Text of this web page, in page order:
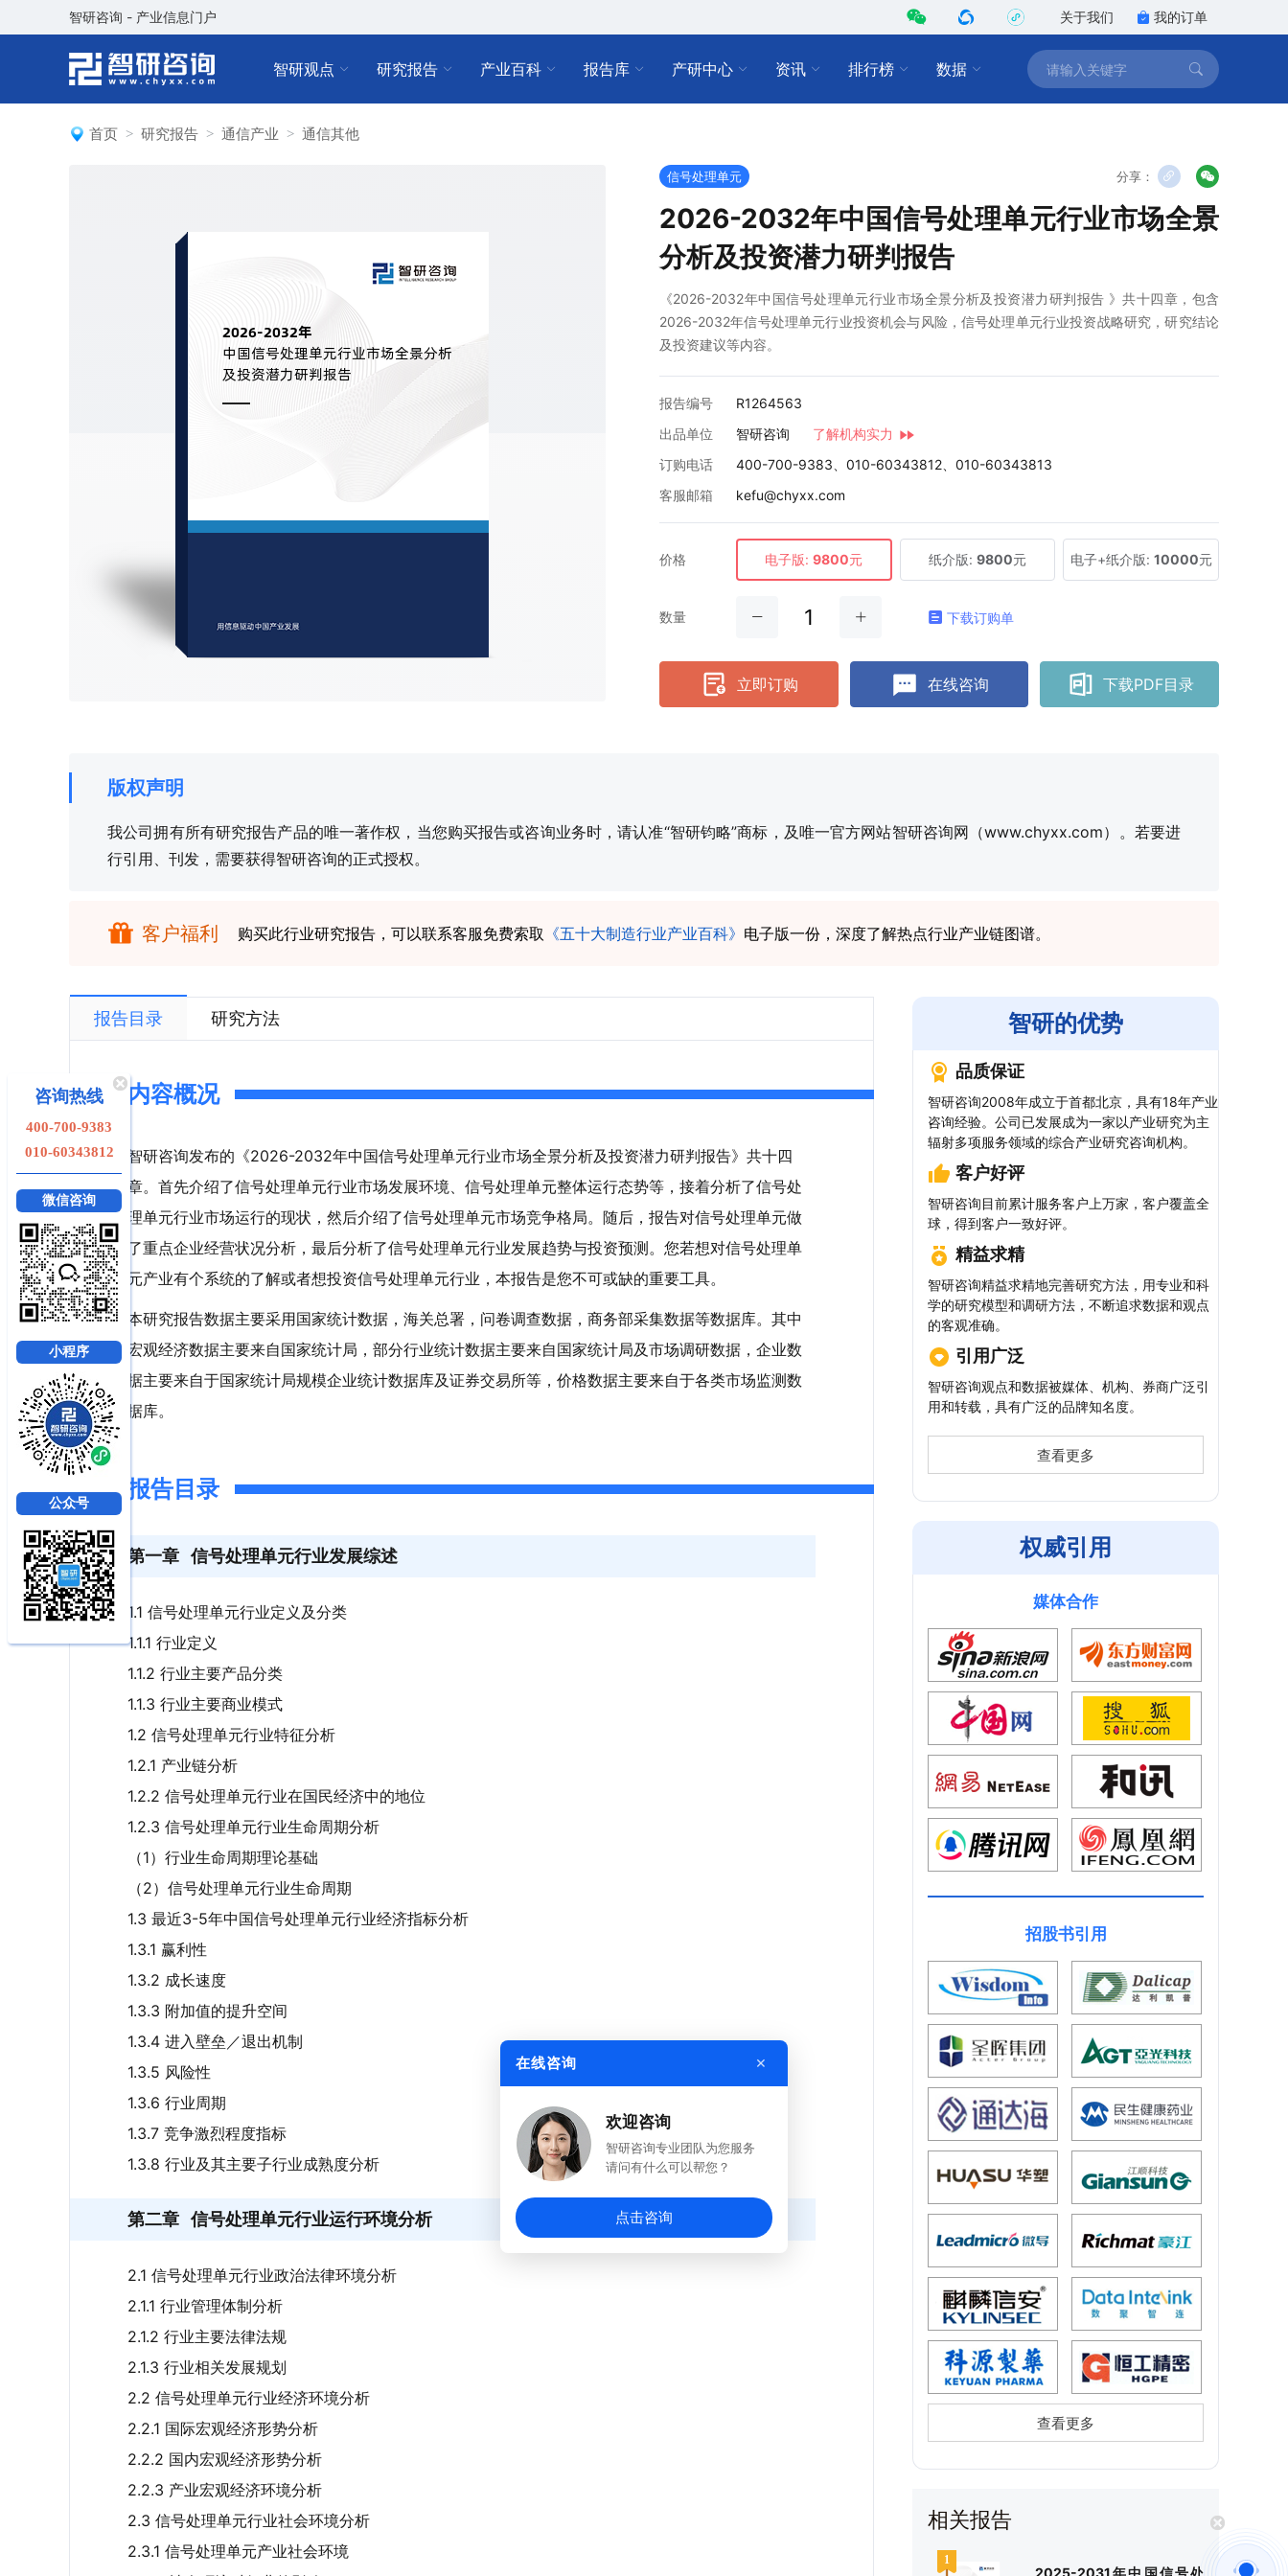
智研咨询 - 产业信息门户 关于我们 我的订单
智研观点 研究报告 产业百科 报告库 产研中心 资讯 排行榜 数据
首页 研究报告 通信产业 通信其他
信号处理单元 分享：
2026-2032年中国信号处理单元行业市场全景
分析及投资潜力研判报告
《2026-2032年中国信号处理单元行业市场全景分析及投资潜力研判报告 》共十四章，包含
2026-2032年信号处理单元行业投资机会与风险，信号处理单元行业投资战略研究，研究结论
及投资建议等内容。
报告编号
R1264563
出品单位
智研咨询
了解机构实力
订购电话
400-700-9383、010-60343812、010-60343813
客服邮箱
kefu@chyxx.com
价格 电子版: 9800元 纸介版: 9800元 电子+纸介版: 10000元
数量 下载订购单
立即订购 在线咨询 下载PDF目录
版权声明
我公司拥有所有研究报告产品的唯一著作权，当您购买报告或咨询业务时，请认准“智研钧略”商标，及唯一官方网站智研咨询网（www.chyxx.com）。若要进
行引用、刊发，需要获得智研咨询的正式授权。
客户福利 购买此行业研究报告，可以联系客服免费索取 《五十大制造行业产业百科》 电子版一份，深度了解热点行业产业链图谱。
报告目录 研究方法
内容概况
智研咨询发布的《2026-2032年中国信号处理单元行业市场全景分析及投资潜力研判报告》共十四
章。首先介绍了信号处理单元行业市场发展环境、信号处理单元整体运行态势等，接着分析了信号处
理单元行业市场运行的现状，然后介绍了信号处理单元市场竞争格局。随后，报告对信号处理单元做
了重点企业经营状况分析，最后分析了信号处理单元行业发展趋势与投资预测。您若想对信号处理单
元产业有个系统的了解或者想投资信号处理单元行业，本报告是您不可或缺的重要工具。
本研究报告数据主要采用国家统计数据，海关总署，问卷调查数据，商务部采集数据等数据库。其中
宏观经济数据主要来自国家统计局，部分行业统计数据主要来自国家统计局及市场调研数据，企业数
据主要来自于国家统计局规模企业统计数据库及证券交易所等，价格数据主要来自于各类市场监测数
据库。
报告目录
第一章 信号处理单元行业发展综述
1.1 信号处理单元行业定义及分类
1.1.1 行业定义
1.1.2 行业主要产品分类
1.1.3 行业主要商业模式
1.2 信号处理单元行业特征分析
1.2.1 产业链分析
1.2.2 信号处理单元行业在国民经济中的地位
1.2.3 信号处理单元行业生命周期分析
（1）行业生命周期理论基础
（2）信号处理单元行业生命周期
1.3 最近3-5年中国信号处理单元行业经济指标分析
1.3.1 赢利性
1.3.2 成长速度
1.3.3 附加值的提升空间
1.3.4 进入壁垒／退出机制
1.3.5 风险性
1.3.6 行业周期
1.3.7 竞争激烈程度指标
1.3.8 行业及其主要子行业成熟度分析
第二章 信号处理单元行业运行环境分析
2.1 信号处理单元行业政治法律环境分析
2.1.1 行业管理体制分析
2.1.2 行业主要法律法规
2.1.3 行业相关发展规划
2.2 信号处理单元行业经济环境分析
2.2.1 国际宏观经济形势分析
2.2.2 国内宏观经济形势分析
2.2.3 产业宏观经济环境分析
2.3 信号处理单元行业社会环境分析
2.3.1 信号处理单元产业社会环境
智研的优势
品质保证
智研咨询2008年成立于首都北京，具有18年产业
咨询经验。公司已发展成为一家以产业研究为主
辐射多项服务领域的综合产业研究咨询机构。
客户好评
智研咨询目前累计服务客户上万家，客户覆盖全
球，得到客户一致好评。
精益求精
智研咨询精益求精地完善研究方法，用专业和科
学的研究模型和调研方法，不断追求数据和观点
的客观准确。
引用广泛
智研咨询观点和数据被媒体、机构、券商广泛引
用和转载，具有广泛的品牌知名度。
查看更多
权威引用
媒体合作
招股书引用
查看更多
相关报告
在线咨询 ×
欢迎咨询
智研咨询专业团队为您服务
请问有什么可以帮您？
点击咨询
咨询热线
400-700-9383
010-60343812
微信咨询
小程序
公众号